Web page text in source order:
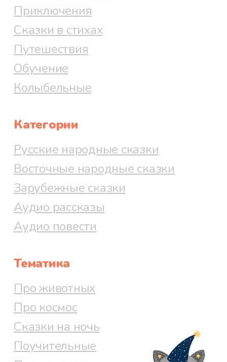
Приключения
Сказки в стихах
Путешествия
Обучение
Колыбельные
Категории
Русские народные сказки
Восточные народные сказки
Зарубежные сказки
Аудио рассказы
Аудио повести
Тематика
Про животных
Про космос
Сказки на ночь
Поучительные